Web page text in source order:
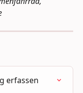
erfassen